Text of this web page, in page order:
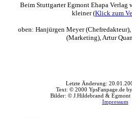
Beim Stuttgarter Egmont Ehapa
kleiner (Klick zum
oben: Hanjürgen Meyer
(Marketing), Artur
Letzte Änderung:
Text: © 2000 YpsFanpage.de by
Bilder: © J.Hildebrand & Egmont
Impressum